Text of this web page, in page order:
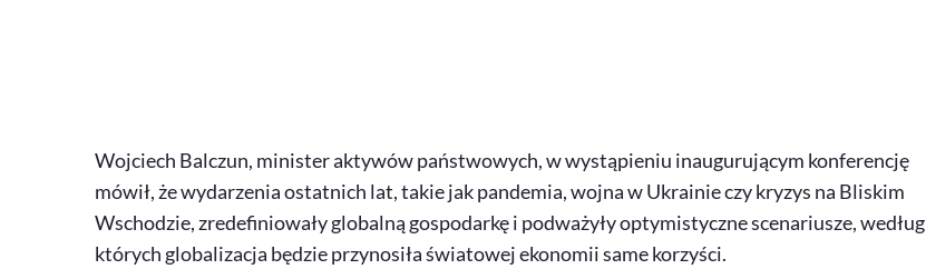
Wojciech Balczun, minister aktywów państwowych, w wystąpieniu inaugurującym konferencję
mówił, że wydarzenia ostatnich lat, takie jak pandemia, wojna w Ukrainie czy kryzys na Bliskim
Wschodzie, zredefiniowały globalną gospodarkę i podważyły optymistyczne scenariusze, według
których globalizacja będzie przynosiła światowej ekonomii same korzyści.